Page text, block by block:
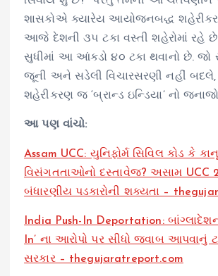
શાસકોએ ક્યારેય આયોજનબદ્ધ
આજે દેશની ૩૫ ટકા વસ્તી શહેરોમાં રહે
સુધીમાં આ આંકડો ૪૦ ટકા થવાનો છે. જો
જૂની અને સડેલી વિચારસરણી નહીં
શહેરીકરણ જ ‘બ્રાન્ડ ઇન્ડિયા’ નો
આ પણ વાંચો:
Assam UCC: યુનિફોર્મ સિવિલ કોડ કે
વિસંગતતાઓનો દસ્તાવેજ? અસામ UCC
બંધારણીય પડકારોની શક્યતા –
India Push-In Deportation:
In’ ના આરોપો પર સીધો જવાબ આપવાનું
સરકાર – thegujaratreport.com